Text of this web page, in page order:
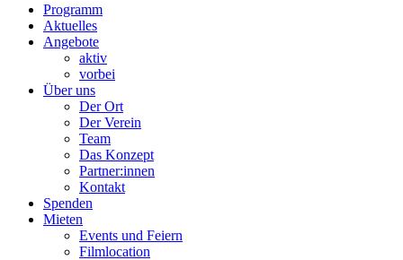
Programm
Aktuelles
Angebote
aktiv
vorbei
Über uns
Der Ort
Der Verein
Team
Das Konzept
Partner:innen
Kontakt
Spenden
Mieten
Events und Feiern
Filmlocation